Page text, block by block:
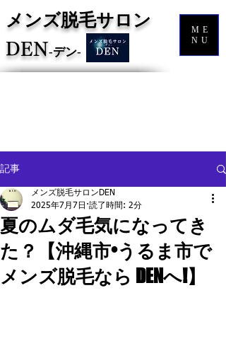
メンズ脱毛サロン
DEN‐デン‐
ME
NU
記事
夏のムダ毛気になってき
た？【沖縄市•うるま市で
メンズ脱毛なら DENへ!】
メンズ脱毛サロンDEN
2025年7月7日 読了時間: 2分